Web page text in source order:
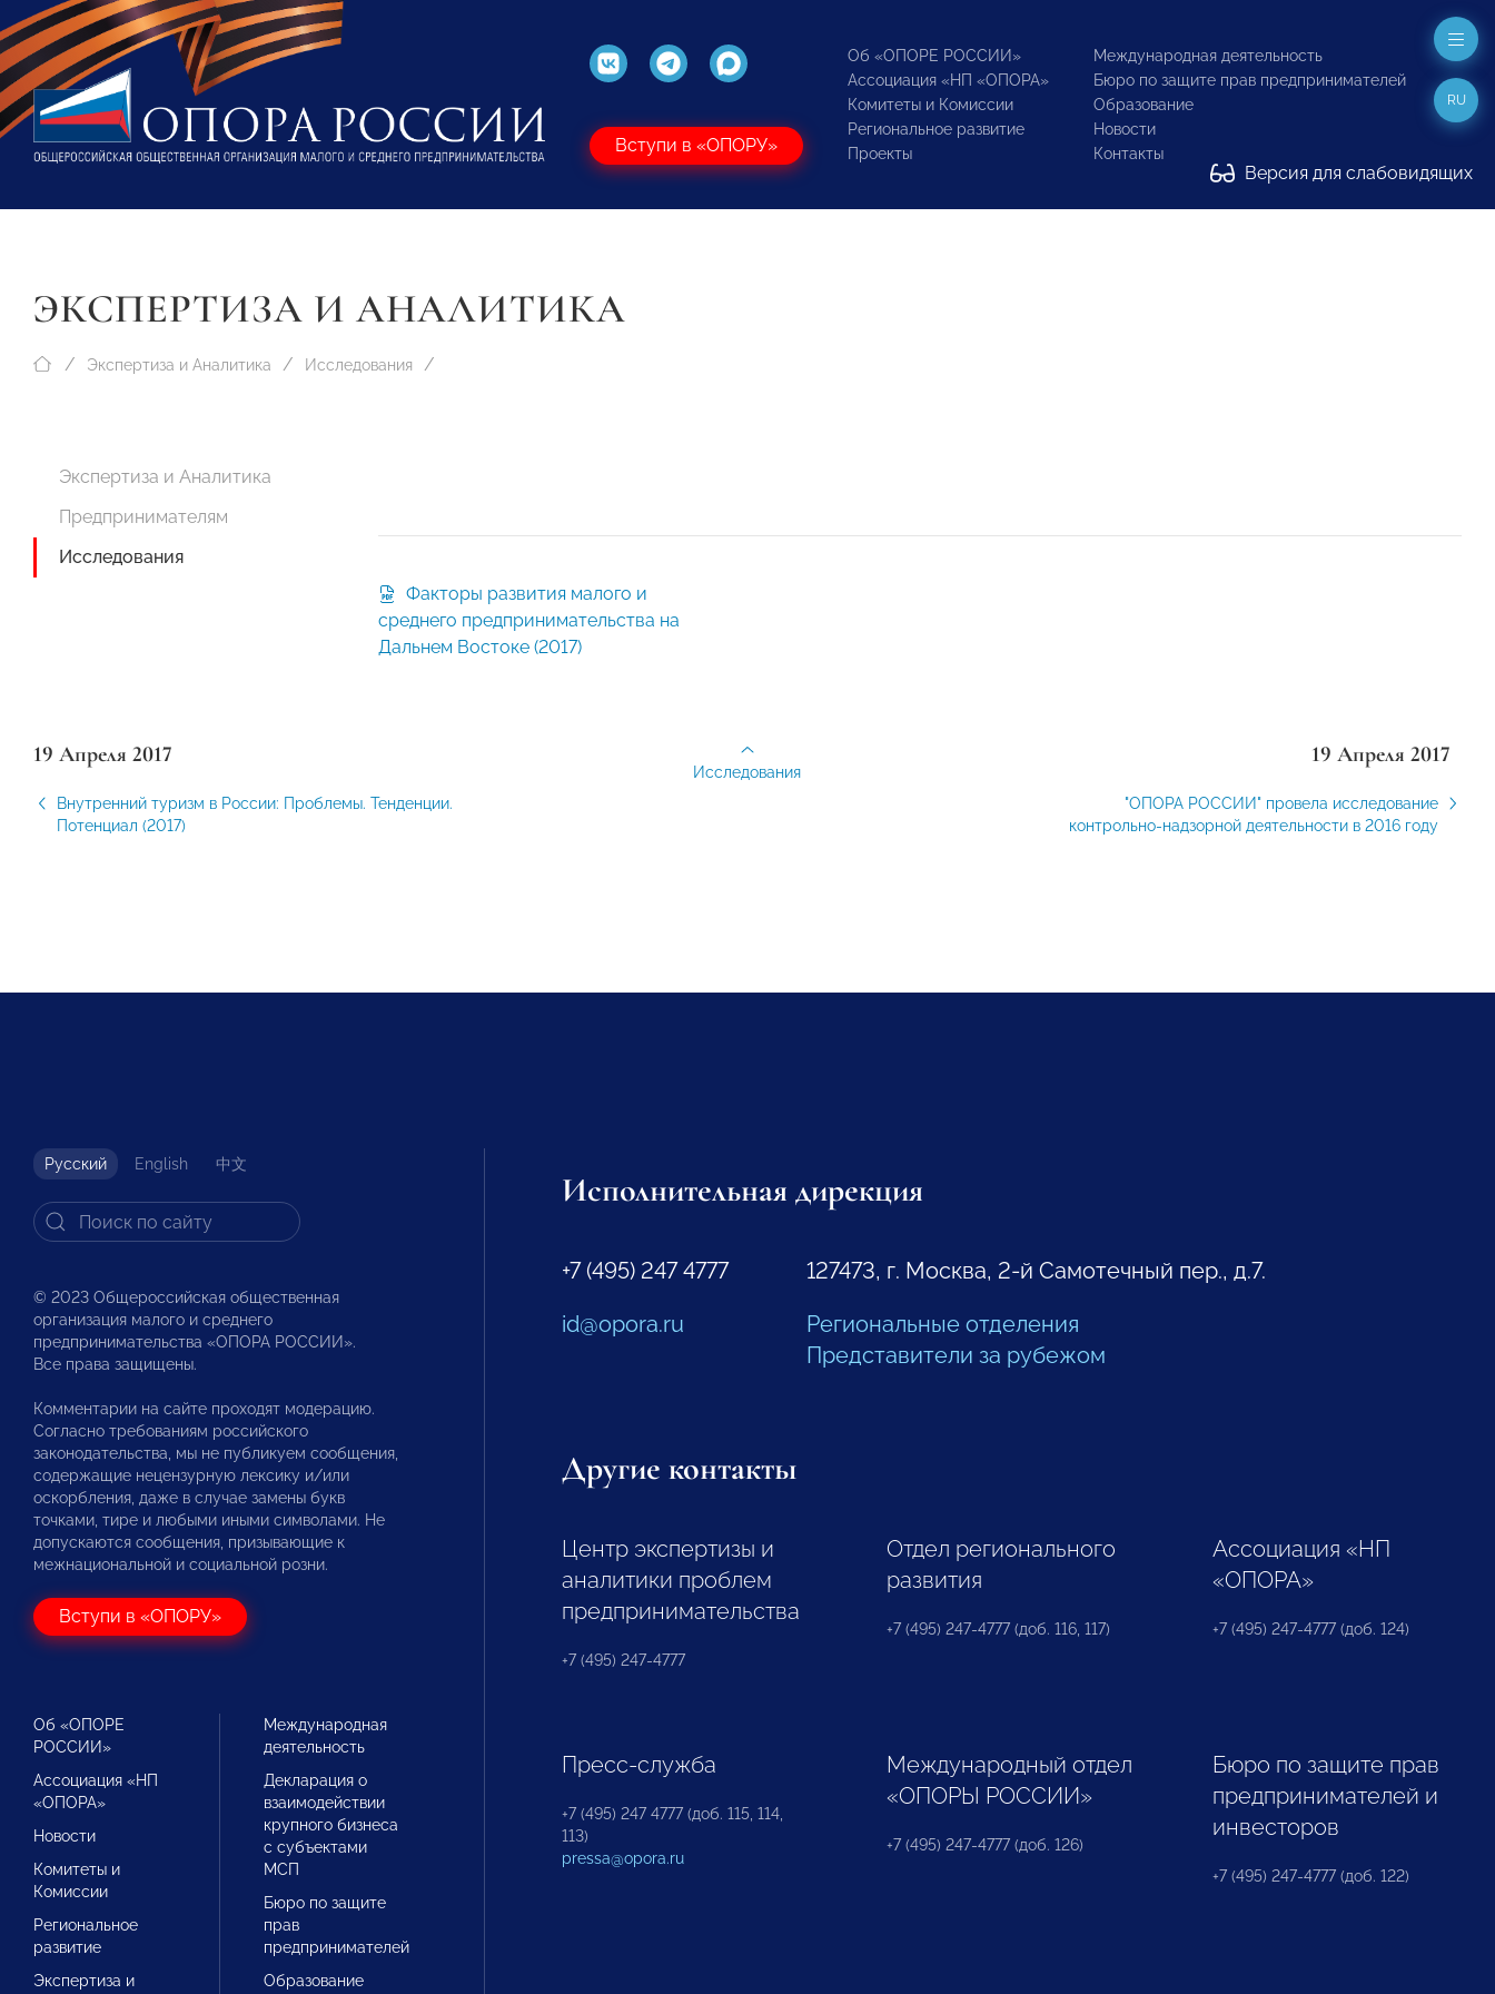
Вступи в «ОПОРУ»
Об «ОПОРЕ РОССИИ»
Ассоциация «НП «ОПОРА»
Комитеты и Комиссии
Региональное развитие
Проекты
Международная деятельность
Бюро по защите прав предпринимателей
Образование
Новости
Контакты
Версия для слабовидящих
RU
ЭКСПЕРТИЗА И АНАЛИТИКА
Экспертиза и Аналитика Исследования
Экспертиза и Аналитика
Предпринимателям
Исследования
среднего предпринимательства на
Дальнем Востоке (2017)
19 Апреля 2017
Внутренний туризм в России: Проблемы. Тенденции.
Потенциал (2017)
19 Апреля 2017
"ОПОРА РОССИИ" провела исследование
контрольно-надзорной деятельности в 2016 году
Исследования
Русский English 中文
© 2023 Общероссийская общественная
организация малого и среднего
предпринимательства «ОПОРА РОССИИ».
Все права защищены.
Комментарии на сайте проходят модерацию.
Согласно требованиям российского
законодательства, мы не публикуем сообщения,
содержащие нецензурную лексику и/или
оскорбления, даже в случае замены букв
точками, тире и любыми иными символами. Не
допускаются сообщения, призывающие к
межнациональной и социальной розни.
Вступи в «ОПОРУ»
Об «ОПОРЕ
РОССИИ»
Ассоциация «НП
«ОПОРА»
Новости
Комитеты и
Комиссии
Региональное
развитие
Экспертиза и
Международная
деятельность
Декларация о
взаимодействии
крупного бизнеса
с субъектами
МСП
Бюро по защите
прав
предпринимателей
Образование
Исполнительная дирекция
+7 (495) 247 4777
id@opora.ru
127473, г. Москва, 2-й Самотечный пер., д.7.
Региональные отделения
Представители за рубежом
Другие контакты
Центр экспертизы и
аналитики проблем
предпринимательства
+7 (495) 247-4777
Отдел регионального
развития
+7 (495) 247-4777 (доб. 116, 117)
Ассоциация «НП
«ОПОРА»
+7 (495) 247-4777 (доб. 124)
Пресс-служба
+7 (495) 247 4777 (доб. 115, 114,
113)
pressa@opora.ru
Международный отдел
«ОПОРЫ РОССИИ»
+7 (495) 247-4777 (доб. 126)
Бюро по защите прав
предпринимателей и
инвесторов
+7 (495) 247-4777 (доб. 122)